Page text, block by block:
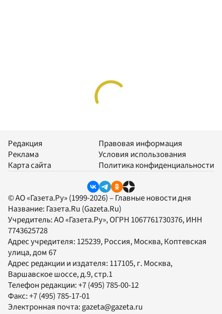
Редакция
Реклама
Карта сайта
Правовая информация
Условия использования
Политика конфиденциальности
© АО «Газета.Ру» (1999-2026) – Главные новости дня
Название: Газета.Ru (Gazeta.Ru)
Учредитель:АО «Газета.Ру», ОГРН 1067761730376, ИНН
7743625728
Адрес учредителя: 125239, Россия, Москва, Коптевская
улица, дом 67
Адрес редакции и издателя: 117105, г. Москва,
Варшавское шоссе, д.9, стр.1
Телефон редакции:+7 (495) 785-00-12
Факс:+7 (495) 785-17-01
Электронная почта:gazeta@gazeta.ru